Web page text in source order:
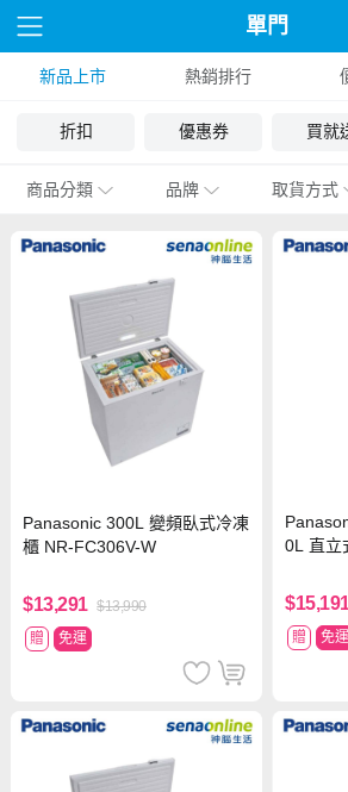
單門
新品上市 熱銷排行
折扣 優惠券 買就
商品分類 品牌 取貨方式
Panasonic 300L 變頻臥式冷凍
櫃 NR-FC306V-W
$13,291 $13,990
贈
免運
0L 直立
贈
免運